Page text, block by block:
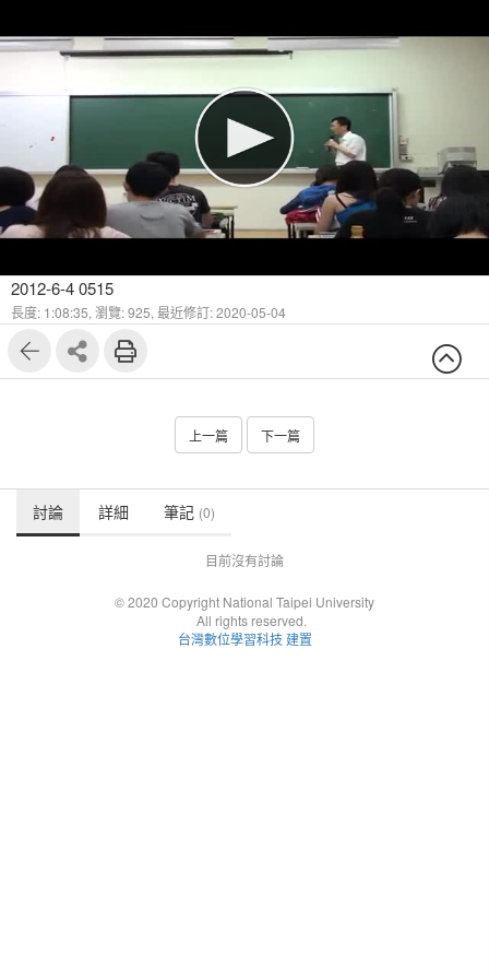
2012-6-4 0515
長度: 1:08:35, 瀏覽: 925, 最近修訂: 2020-05-04
上一篇 下一篇
討論 詳細 筆記 (0)
目前沒有討論
© 2020 Copyright National Taipei University
All rights reserved.
台灣數位學習科技 建置